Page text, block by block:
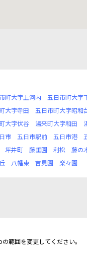
町大字上河内 五日市町大字
大字寺田 五日市町大字昭和
大字伏谷 湯来町大字和田
市 五日市駅前 五日市港
坪井町 藤垂園 利松 藤の
八幡東 吉見園 楽々園
範囲を変更してください。